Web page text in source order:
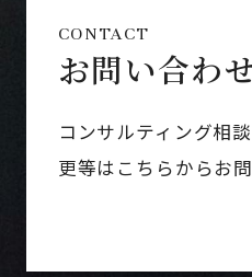
CONTACT
お問い合わ
コンサルティング相
更等はこちらからお